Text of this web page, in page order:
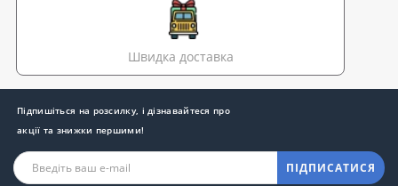
Швидка доставка
Підпишіться на розсилку, і дізнавайтеся про
акції та знижки першими!
ПІДПИСАТИСЯ